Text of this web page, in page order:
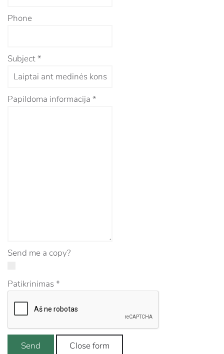
Phone
Subject*
Papildoma informacija *
Send me a copy?
Patikrinimas*
Send Close form